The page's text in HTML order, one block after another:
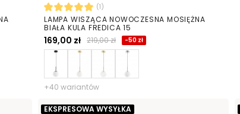
(1)
LAMPA WISZĄCA NOWOCZESNA MOSIĘŻNA
BIAŁA KULA FREDICA 15
169,00 zł 219,00 zł -50 zł
+40 wariantów
EKSPRESOWA WYSYŁKA